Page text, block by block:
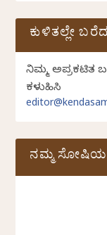
ಕುಳಿತಲ್ಲೇ
ನಿಮ್ಮ ಅಪ್ರಕಟಿತ
ಕಳುಹಿಸಿ
ನಮ್ಮ